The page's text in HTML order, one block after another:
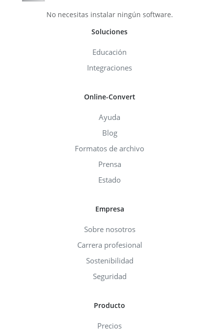
No necesitas instalar ningún software.
Soluciones
Educación
Integraciones
Online-Convert
Ayuda
Blog
Formatos de archivo
Prensa
Estado
Empresa
Sobre nosotros
Carrera profesional
Sostenibilidad
Seguridad
Producto
Precios